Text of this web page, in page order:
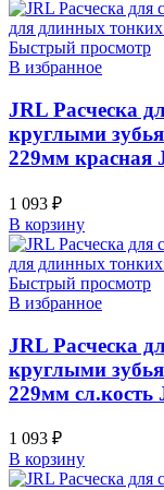
Быстрый просмотр
В избранное
JRL Расческа
круглыми
229мм красная
1 093 ₽
В корзину
Быстрый просмотр
В избранное
JRL Расческа
круглыми
229мм сл.кость
1 093 ₽
В корзину